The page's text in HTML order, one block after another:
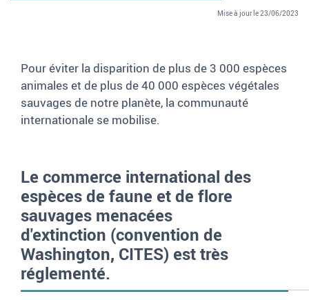
Mise à jour le 23/06/2023
Pour éviter la disparition de plus de 3 000 espèces
animales et de plus de 40 000 espèces végétales
sauvages de notre planète, la communauté
internationale se mobilise.
Le commerce international des
espèces de faune et de flore
sauvages menacées
d'extinction (convention de
Washington, CITES) est très
réglementé.